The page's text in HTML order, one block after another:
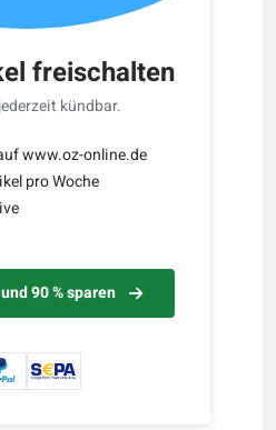
freischalten
kündbar.
www.oz-online.de
pro Woche
90 % sparen